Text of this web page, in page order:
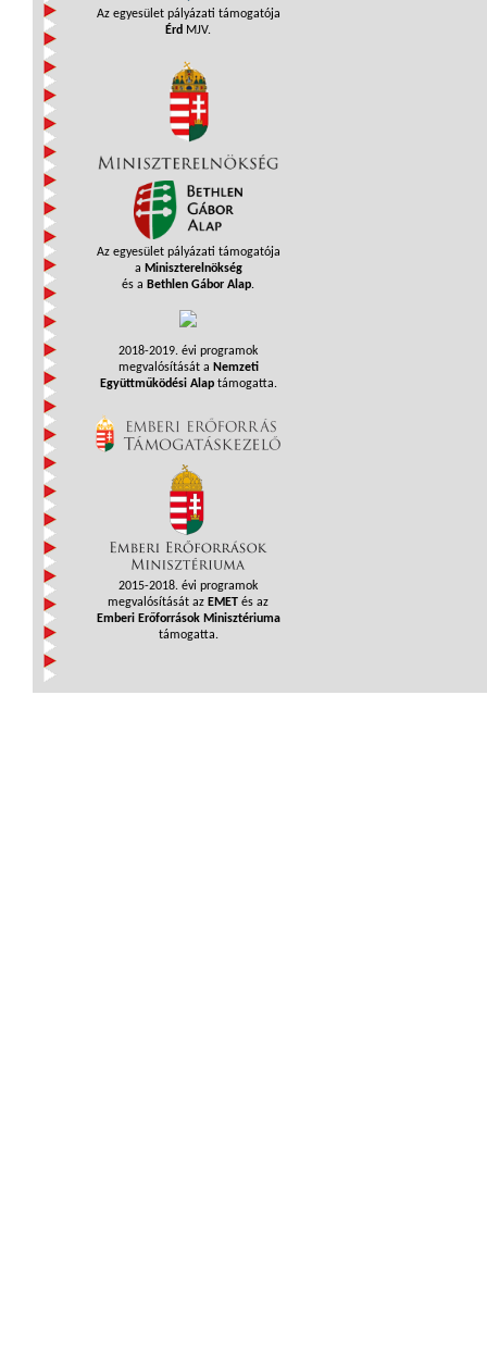
Az egyesület pályázati támogatója
Érd MJV.
Az egyesület pályázati támogatója
a Miniszterelnökség
és a Bethlen Gábor Alap.
2018-2019. évi programok
megvalósítását a Nemzeti
Együttműködési Alaptámogatta.
2015-2018. évi programok
megvalósítását az EMET és az
Emberi Erőforrások Minisztériuma
támogatta.